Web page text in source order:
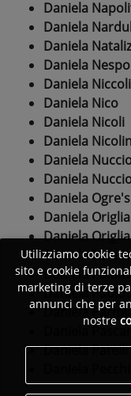
Daniela
Daniela
Daniela
Daniela
Daniela
Daniela Nico
Daniela Nicoli
Daniela
Daniela
Daniela
Daniela Ogre's
Daniela Origlia
Daniela Origlia
Daniela
Daniela
Daniela
Daniela
Daniela Patelli
Utilizziamo cookie
sito e cookie
marketing di terze
annunci che per
nostre